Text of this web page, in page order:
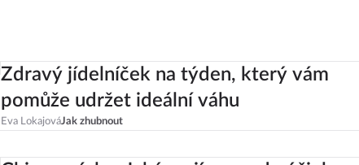
Zdravý jídelníček na týden, který vám
pomůže udržet ideální váhu
Eva LokajováJak zhubnout